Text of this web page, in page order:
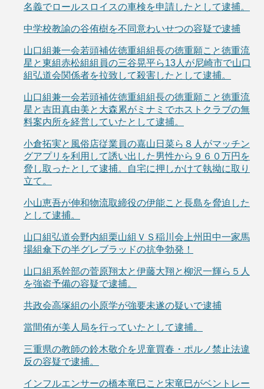
名義でロールスロイスの車検を申請したとして逮捕。
中学校教諭の谷侑樹を不同意わいせつの容疑で逮捕
山口組兼一会若頭補佐徳重組組長の徳重願こと徳重流
星と東組赤松組組員の三谷晃平ら13人が尼崎市で山口
組弘道会関係者を拉致して殺害したとして逮捕。
山口組兼一会若頭補佐徳重組組長の徳重願こと徳重流
星と吉田真由美と大森累がミナミでホストクラブの無
料案内所を経営していたとして逮捕。
小倉拓実と風俗店従業員の嘉山日菜ら８人がマッチン
グアプリを利用して誘い出した男性から９６０万円を
脅し取ったとして逮捕。自宅に押しかけて執拗に取り
立て。
小山恵吾が伸和物流取締役の伊能こと長島を脅迫した
として逮捕。
山口組弘道会野内組栗山組ＶＳ稲川会上州田中一家馬
場組傘下の半グレブラッドの抗争勃発！
山口組系幹部の菅原翔太と伊藤大翔と柳沢一輝ら５人
を強盗予備の容疑で逮捕。
共政会高塚組の小原学が強要未遂の疑いで逮捕
當間侑が美人局を行っていたとして逮捕。
三重県の教師の鈴木敬介を児童買春・ポルノ禁止法違
反の容疑で逮捕。
インフルエンサーの橋本竜巳こと宋竜巳がベントレー